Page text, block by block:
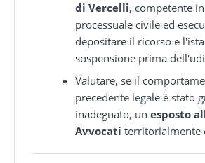
di Vercelli, competente
processuale civile ed
depositare il ricorso e
sospensione prima
Valutare, se il
precedente legale è stato
inadeguato, unesposto
Avvocati territorialmente